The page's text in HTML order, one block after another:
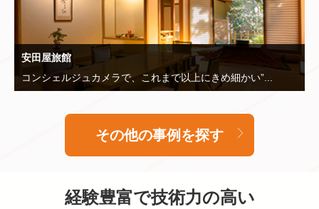
安田屋旅館
コンシェルジュカメラで、これまで以上にきめ細かい”...
その他の事例を探す
経験豊富で技術力の高い